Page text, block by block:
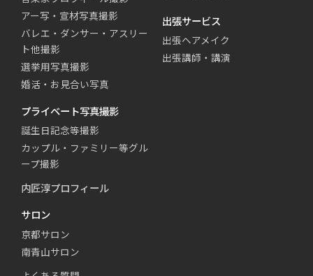
アー写・宣材写真撮影
バレエ・ダンサー・アスリー
ト他撮影
選挙用写真撮影
婚活・お見合い写真
プライベート写真撮影
誕生日記念等撮影
カップル・ファミリー等グル
ープ撮影
出張サービス
出張ヘアメイク
出張講師・講演
内匠淳プロフィール
サロン
京都サロン
南青山サロン